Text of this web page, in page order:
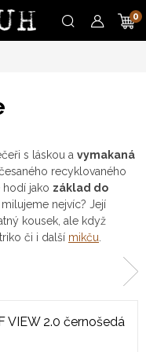
s láskou a vymakaná
recyklovaného
hodí jako základ do
nejvíc? Její
kousek, ale když
či i další mikču
VIEW 2.0 černošedá